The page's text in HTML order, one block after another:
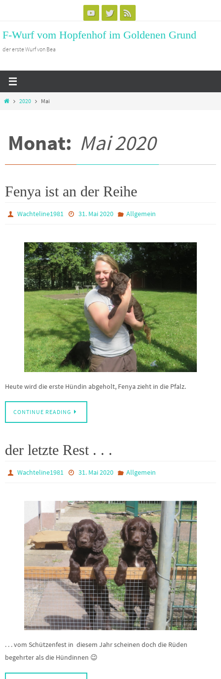
springen
F-Wurf vom Hopfenhof im Goldenen Grund
der erste Wurf von Bea
Start2020 Mai
Monat: Mai 2020
Fenya ist an der Reihe
Wachteline1981 31. Mai 2020 Allgemein
Heute wird die erste Hündin abgeholt, Fenya zieht in die Pfalz.
CONTINUE READING
der letzte Rest . . .
Wachteline1981 31. Mai 2020 Allgemein
. . . vom Schützenfest in diesem Jahr scheinen doch die Rüden
begehrter als die Hündinnen 😉